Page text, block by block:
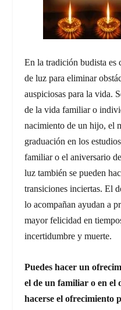
En la tradición budista es
de luz para eliminar
auspiciosas para la vida.
de la vida familiar o
nacimiento de un hijo, el
graduación en los
familiar o el aniversario
luz también se pueden
transiciones inciertas. El
lo acompañan ayudan a
mayor felicidad en
incertidumbre y muerte.
Puedes hacer un
el de un familiar o en el
hacerse el ofrecimiento